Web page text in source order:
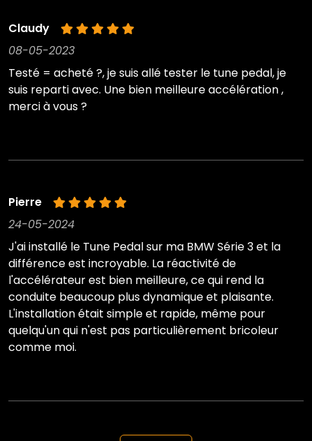
Claudy
08-05-2023
Testé = acheté ?, je suis allé tester le tune pedal, je
suis reparti avec. Une bien meilleure accélération ,
merci à vous ?
Pierre
24-05-2024
J'ai installé le Tune Pedal sur ma BMW Série 3 et la
différence est incroyable. La réactivité de
l'accélérateur est bien meilleure, ce qui rend la
conduite beaucoup plus dynamique et plaisante.
L'installation était simple et rapide, même pour
quelqu'un qui n'est pas particulièrement bricoleur
comme moi.